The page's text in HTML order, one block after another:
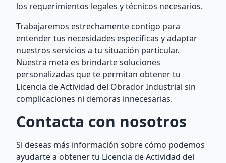
los requerimientos legales y técnicos necesarios.
Trabajaremos estrechamente contigo para
entender tus necesidades específicas y adaptar
nuestros servicios a tu situación particular.
Nuestra meta es brindarte soluciones
personalizadas que te permitan obtener tu
Licencia de Actividad del Obrador Industrial sin
complicaciones ni demoras innecesarias.
Contacta con nosotros
Si deseas más información sobre cómo podemos
ayudarte a obtener tu Licencia de Actividad del